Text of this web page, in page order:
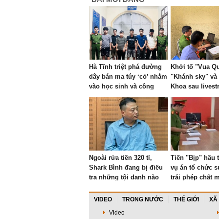
Hà Tĩnh triệt phá đường
dây bán ma túy ‘cỏ’ nhắm
vào học sinh và công
nhân
Khởi tố "Vua
"Khánh sky" và
Khoa sau
phạm nhau
Ngoài rửa tiền 320 tỉ,
Shark Bình đang bị điều
tra những tội danh nào
Tiến "Bịp" hầu
vụ án tổ chức
trái phép chất
VIDEO TRONG NƯỚC THẾ GIỚI XÃ
Video